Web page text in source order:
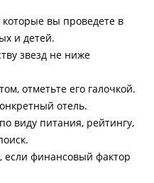
вы проведете в
и детей.
звезд не ниже
отметьте его галочкой.
отель.
виду питания, рейтингу,
если финансовый фактор